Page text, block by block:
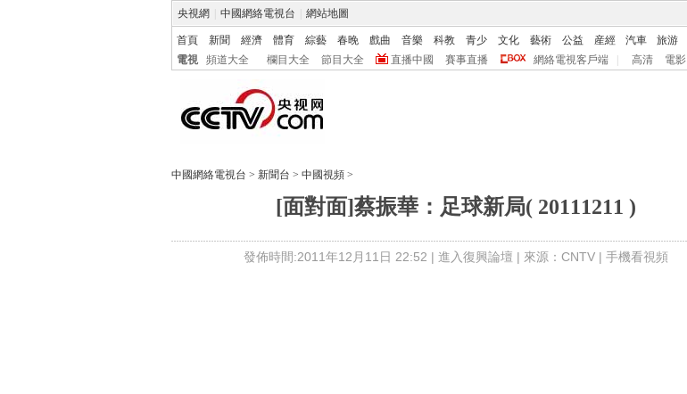
央視網 中國網絡電視台 網站地圖
首頁 新聞 經濟 體育 綜藝 春晚 戲曲 音樂 科教 青少 文化 藝術 公益 産經 汽車 旅游
電視
頻道大全 欄目大全 節目大全 直播中國 賽事直播 網絡電視客戶端 高清 電影
中國網絡電視台 > 新聞台 > 中國視頻 >
[面對面]蔡振華：足球新局( 20111211 )
發佈時間:2011年12月11日 22:52 | 進入復興論壇 | 來源：CNTV | 手機看視頻